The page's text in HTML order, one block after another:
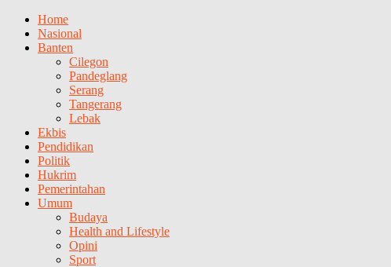
Home
Nasional
Banten
Cilegon
Pandeglang
Serang
Tangerang
Lebak
Ekbis
Pendidikan
Politik
Hukrim
Pemerintahan
Umum
Budaya
Health and Lifestyle
Opini
Sport